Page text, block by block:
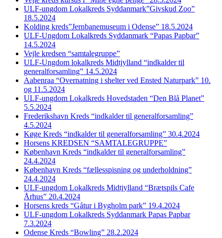
ULF-ungdom Lokalkreds Syddanmark”Givskud Zoo”
18.5.2024
Kolding kreds”Jernbanemuseum i Odense” 18.5.2024
ULF-Ungdom Lokalkreds Syddanmark “Papas Papbar”
14.5.2024
Vejle kredsen “samtalegruppe”
ULF-Ungdom lokalkreds Midtjylland “indkalder til
generalforsamling” 14.5.2024
Aabenraa “Overnatning i shelter ved Ensted Naturpark” 10.
og 11.5.2024
ULF-ungdom Lokalkreds Hovedstaden “Den Blå Planet”
5.5.2024
Frederikshavn Kreds “indkalder til generalforsamling”
4.5.2024
Køge Kreds “indkalder til generalforsamling” 30.4.2024
Horsens KREDSEN “SAMTALEGRUPPE”
København Kreds “indkalder til generalforsamling”
24.4.2024
København Kreds “fællesspisning og underholdning”
24.4.2024
ULF-ungdom Lokalkreds Midtjylland “Brætspils Cafe
Århus” 20.4.2024
Horsens kreds “Gåtur i Bygholm park” 19.4.2024
ULF-ungdom Lokalkreds Syddanmark Papas Papbar
7.3.2024
Odense Kreds “Bowling” 28.2.2024